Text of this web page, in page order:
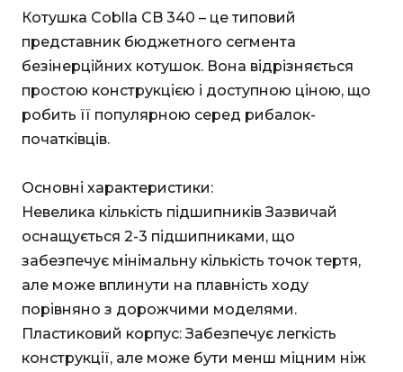
Котушка Coblla CB 340 – це типовий
представник бюджетного сегмента
безінерційних котушок. Вона відрізняється
простою конструкцією і доступною ціною, що
робить її популярною серед рибалок-
початківців.
Основні характеристики:
Невелика кількість підшипників Зазвичай
оснащується 2-3 підшипниками, що
забезпечує мінімальну кількість точок тертя,
але може вплинути на плавність ходу
порівняно з дорожчими моделями.
Пластиковий корпус: Забезпечує легкість
конструкції, але може бути менш міцним ніж